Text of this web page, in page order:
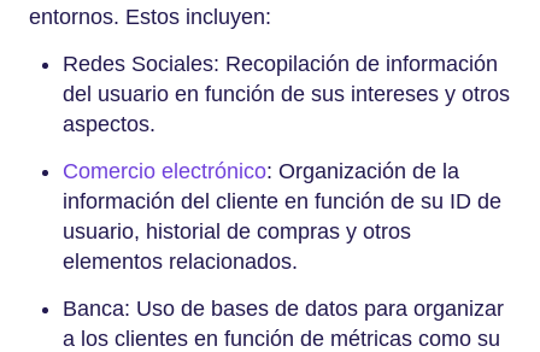
entornos. Estos incluyen:
Redes Sociales: Recopilación de información
del usuario en función de sus intereses y otros
aspectos.
Comercio electrónico: Organización de la
información del cliente en función de su ID de
usuario, historial de compras y otros
elementos relacionados.
Banca: Uso de bases de datos para organizar
a los clientes en función de métricas como su